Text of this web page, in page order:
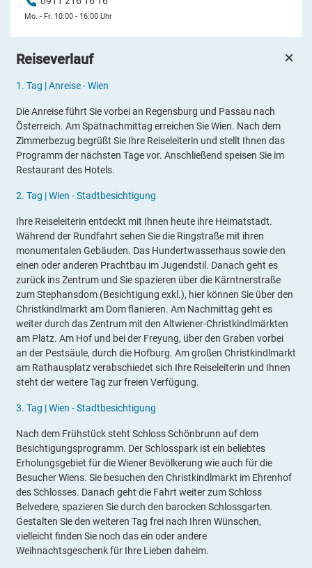
Reiseverlauf
1. Tag |Anreise - Wien
Die Anreise führt Sie vorbei an Regensburg und Passau nach
Österreich. Am Spätnachmittag erreichen Sie Wien. Nach dem
Zimmerbezug begrüßt Sie Ihre Reiseleiterin und stellt Ihnen das
Programm der nächsten Tage vor. Anschließend speisen Sie im
Restaurant des Hotels.
2. Tag |Wien - Stadtbesichtigung
Ihre Reiseleiterin entdeckt mit Ihnen heute ihre Heimatstadt.
Während der Rundfahrt sehen Sie die Ringstraße mit ihren
monumentalen Gebäuden. Das Hundertwasserhaus sowie den
einen oder anderen Prachtbau im Jugendstil. Danach geht es
zurück ins Zentrum und Sie spazieren über die Kärntnerstraße
zum Stephansdom (Besichtigung exkl.), hier können Sie über den
Christkindlmarkt am Dom flanieren. Am Nachmittag geht es
weiter durch das Zentrum mit den Altwiener-Christkindlmärkten
am Platz. Am Hof und bei der Freyung, über den Graben vorbei
an der Pestsäule, durch die Hofburg. Am großen Christkindlmarkt
am Rathausplatz verabschiedet sich Ihre Reiseleiterin und Ihnen
steht der weitere Tag zur freien Verfügung.
3. Tag |Wien - Stadtbesichtigung
Nach dem Frühstücksteht Schloss Schönbrunn auf dem
Besichtigungsprogramm. Der Schlosspark ist ein beliebtes
Erholungsgebiet für die Wiener Bevölkerung wie auch für die
Besucher Wiens. Sie besuchen den Christkindlmarkt im Ehrenhof
des Schlosses. Danach geht die Fahrt weiter zum Schloss
Belvedere, spazieren Sie durch den barocken Schlossgarten.
Gestalten Sie den weiteren Tag frei nach Ihren Wünschen,
vielleicht finden Sie noch das ein oder andere
Weihnachtsgeschenk für Ihre Lieben daheim.
Mo. - Fr. 10:00 - 16:00 Uhr